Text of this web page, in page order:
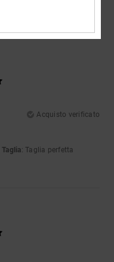
Acquisto verificato
Taglia: Taglia perfetta